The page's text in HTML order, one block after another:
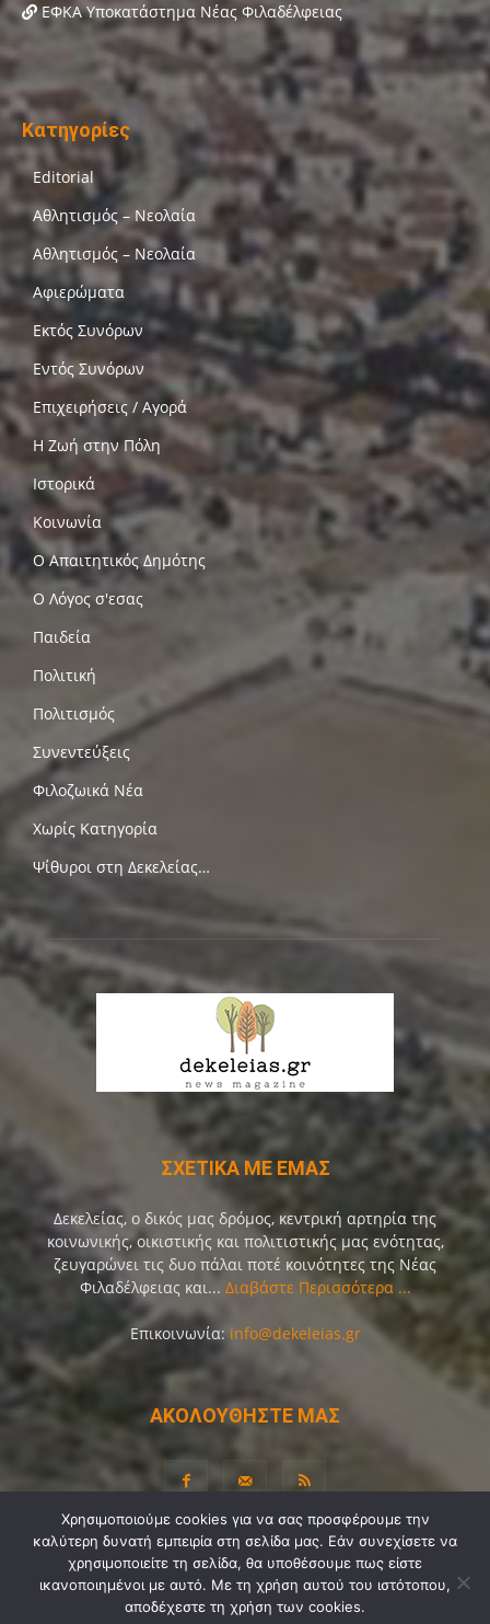
ΕΦΚΑ Υποκατάστημα Νέας Φιλαδέλφειας
Κατηγορίες
Editorial
Αθλητισμός – Νεολαία
Αθλητισμός – Νεολαία
Αφιερώματα
Εκτός Συνόρων
Εντός Συνόρων
Επιχειρήσεις / Αγορά
Η Ζωή στην Πόλη
Ιστορικά
Κοινωνία
Ο Απαιτητικός Δημότης
Ο Λόγος σ'εσας
Παιδεία
Πολιτική
Πολιτισμός
Συνεντεύξεις
Φιλοζωικά Νέα
Χωρίς Κατηγορία
Ψίθυροι στη Δεκελείας…
ΣΧΕΤΙΚΑ ΜΕ ΕΜΑΣ
Δεκελείας, ο δικός μας δρόμος, κεντρική αρτηρία της
κοινωνικής, οικιστικής και πολιτιστικής μας ενότητας,
ζευγαρώνει τις δυο πάλαι ποτέ κοινότητες της Νέας
Φιλαδέλφειας και... Διαβάστε Περισσότερα ...
Επικοινωνία: info@dekeleias.gr
ΑΚΟΛΟΥΘΗΣΤΕ ΜΑΣ
Διαύγεια Λίγα Λόγια για Εμάς
Επικοινωνία
Όροι Χρήσης
Προσωπικά Δεδομένα
Sitemap
Ψηφοφορίες
Χρησιμοποιούμε cookies για να σας προσφέρουμε την
καλύτερη δυνατή εμπειρία στη σελίδα μας. Εάν συνεχίσετε να
χρησιμοποιείτε τη σελίδα, θα υποθέσουμε πως είστε
ικανοποιημένοι με αυτό. Με τη χρήση αυτού του ιστότοπου,
αποδέχεστε τη χρήση των cookies.